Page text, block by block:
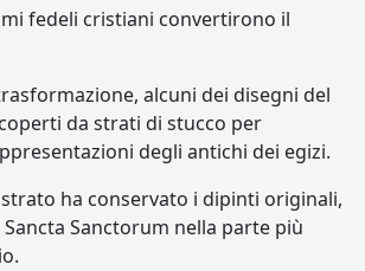
fedeli cristiani convertirono il
alcuni dei disegni del
da strati di stucco per
degli antichi dei egizi.
ha conservato i dipinti originali,
Sanctorum nella parte più